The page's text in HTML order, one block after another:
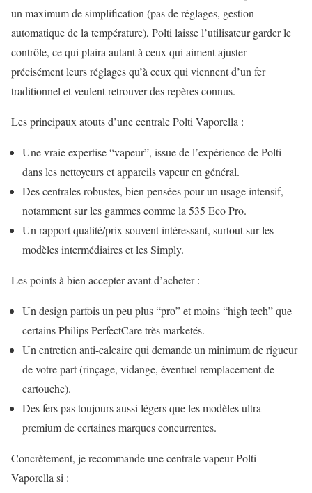
un maximum de simplification (pas de réglages, gestion
automatique de la température), Polti laisse l’utilisateur garder le
contrôle, ce qui plaira autant à ceux qui aiment ajuster
précisément leurs réglages qu’à ceux qui viennent d’un fer
traditionnel et veulent retrouver des repères connus.
Les principaux atouts d’une centrale Polti Vaporella :
Une vraie expertise “vapeur”, issue de l’expérience de Polti
dans les nettoyeurs et appareils vapeur en général.
Des centrales robustes, bien pensées pour un usage intensif,
notamment sur les gammes comme la 535 Eco Pro.
Un rapport qualité/prix souvent intéressant, surtout sur les
modèles intermédiaires et les Simply.
Les points à bien accepter avant d’acheter :
Un design parfois un peu plus “pro” et moins “high tech” que
certains Philips PerfectCare très marketés.
Un entretien anti-calcaire qui demande un minimum de rigueur
de votre part (rinçage, vidange, éventuel remplacement de
cartouche).
Des fers pas toujours aussi légers que les modèles ultra-
premium de certaines marques concurrentes.
Concrètement, je recommande une centrale vapeur Polti
Vaporella si :